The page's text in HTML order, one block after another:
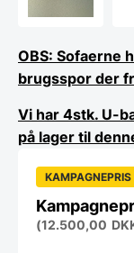
​OBS: Sofaerne
brugsspor der
Vi har 4stk. U-
på lager til
(12.500,00